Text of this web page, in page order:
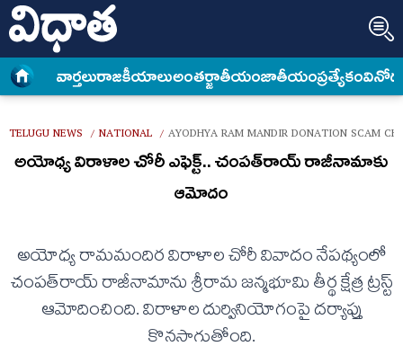
వార్త‌లురాజకీయాలుఅంత‌ర్జాతీయంజాతీయంప్రత్యేకం
TELUGU NEWS / NATIONAL / AYODHYA RAM MANDIR DONATION SCAM
అయోధ్య విరాళాల చోరీ ఎఫెక్ట్.. చంపత్‌రాయ్‌ రాజీనామాకు
ఆమోదం
అయోధ్య రామమందిర విరాళాల చోరీ వివాదం నేపథ్యంలో
చంపత్‌రాయ్ రాజీనామాను శ్రీరామ జన్మభూమి తీర్థ క్షేత్ర ట్రస్ట్
ఆమోదించింది. విరాళాల దుర్వినియోగంపై దర్యాప్తు
కొనసాగుతోంది.